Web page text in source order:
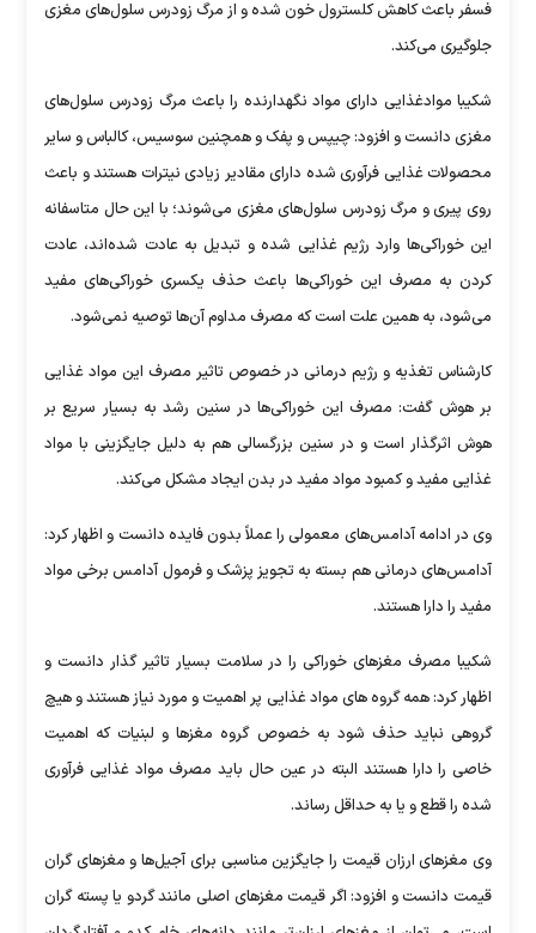
فسفر باعث کاهش کلسترول خون شده و از مرگ زودرس سلول‌های مغزی
جلوگیری می‌کند.
شکیبا موادغذایی دارای مواد نگهدارنده را باعث مرگ زودرس سلول‌های
مغزی دانست و افزود: چیپس و پفک و همچنین سوسیس، کالباس و سایر
محصولات غذایی فرآوری شده دارای مقادیر زیادی نیترات هستند و باعث
روی پیری و مرگ زودرس سلول‌های مغزی می‌شوند؛ با این حال متاسفانه
این خوراکی‌ها وارد رژیم غذایی شده و تبدیل به عادت شده‌اند، عادت
کردن به مصرف این خوراکی‌ها باعث حذف یکسری خوراکی‌های مفید
می‌شود، به همین علت است که مصرف مداوم آن‌ها توصیه نمی‌شود.
کارشناس تغذیه و رژیم درمانی در خصوص تاثیر مصرف این مواد غذایی
بر هوش گفت: مصرف این خوراکی‌ها در سنین رشد به بسیار سریع بر
هوش اثرگذار است و در سنین بزرگسالی هم به دلیل جایگزینی با مواد
غذایی مفید و کمبود مواد مفید در بدن ایجاد مشکل می‌کند.
وی در ادامه آدامس‌های معمولی را عملاً بدون فایده دانست و اظهار کرد:
آدامس‌های درمانی هم بسته به تجویز پزشک و فرمول آدامس برخی مواد
مفید را دارا هستند.
شکیبا مصرف مغز‌های خوراکی را در سلامت بسیار تاثیر گذار دانست و
اظهار کرد: همه گروه ‎‌های مواد غذایی پر اهمیت و مورد نیاز هستند و هیچ
گروهی نباید حذف شود به خصوص گروه مغز‌ها و لبنیات که اهمیت
خاصی را دارا هستند البته در عین حال باید مصرف مواد غذایی فرآوری
شده را قطع و یا به حداقل رساند.
وی مغز‌های ارزان قیمت را جایگزین مناسبی برای آجیل‌ها و مغز‌های گران
قیمت دانست و افزود: اگر قیمت مغز‌های اصلی مانند گردو یا پسته گران